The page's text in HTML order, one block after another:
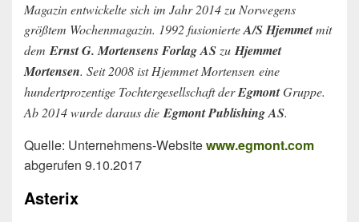
Magazin entwickelte sich im Jahr 2014 zu Norwegens
größtem Wochenmagazin. 1992 fusionierteA/S Hjemmetmit
dem Ernst G. Mortensens Forlag AS zu Hjemmet
Mortensen. Seit 2008 ist Hjemmet Mortensen eine
hundertprozentige Tochtergesellschaft derEgmontGruppe.
Ab 2014 wurde daraus die Egmont Publishing AS.
Quelle: Unternehmens-Websitewww.egmont.com
abgerufen 9.10.2017
Asterix